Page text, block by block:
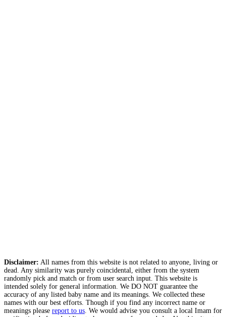
Disclaimer: All names from this website is not related to anyone, living or
dead. Any similarity was purely coincidental, either from the system
randomly pick and match or from user search input. This website is
intended solely for general information. We DO NOT guarantee the
accuracy of any listed baby name and its meanings. We collected these
names with our best efforts. Though if you find any incorrect name or
meanings please report to us . We would advise you consult a local Imam for